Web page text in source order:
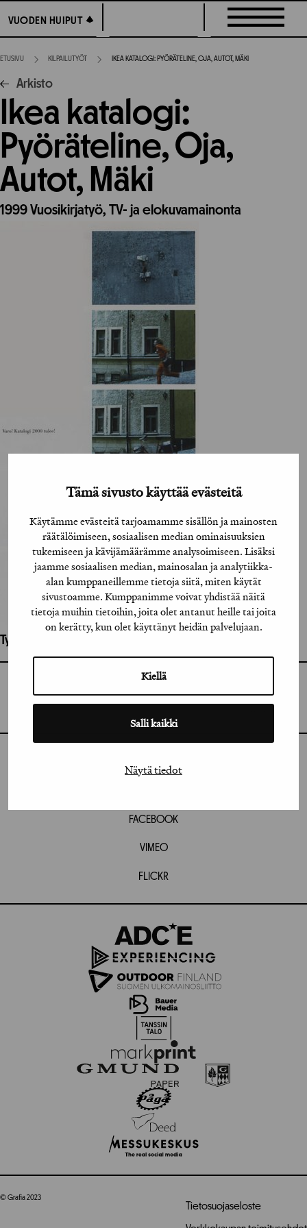
Tämä sivusto käyttää evästeitä
Käytämme evästeitä tarjoamamme sisällön ja mainosten
räätälöimiseen, sosiaalisen median ominaisuuksien
tukemiseen ja kävijämäärämme analysoimiseen. Lisäksi
jaamme sosiaalisen median, mainosalan ja analytiikka-
alan kumppaneillemme tietoja siitä, miten käytät
sivustoamme. Kumppanimme voivat yhdistää näitä
tietoja muihin tietoihin, joita olet antanut heille tai joita
on kerätty, kun olet käyttänyt heidän palvelujaan.
Kiellä
Salli kaikki
Näytä tiedot
suoraan
sisältöön
VUODEN HUIPUT
VUODEN HUIPUT
ETUSIVU KILPAILUTYÖT IKEA KATALOGI: PYÖRÄTELINE, OJA, AUTOT, MÄKI
Arkisto
Ikea katalogi:
Pyöräteline, Oja,
Autot, Mäki
1999Vuosikirjatyö, TV- ja elokuvamainonta
Työhön osallistuneet henkilöt / tahot:
GRAFIA(AT)GRAFIA.FI
INSTAGRAM
FACEBOOK
VIMEO
FLICKR
© Grafia 2023
Tietosuojaseloste